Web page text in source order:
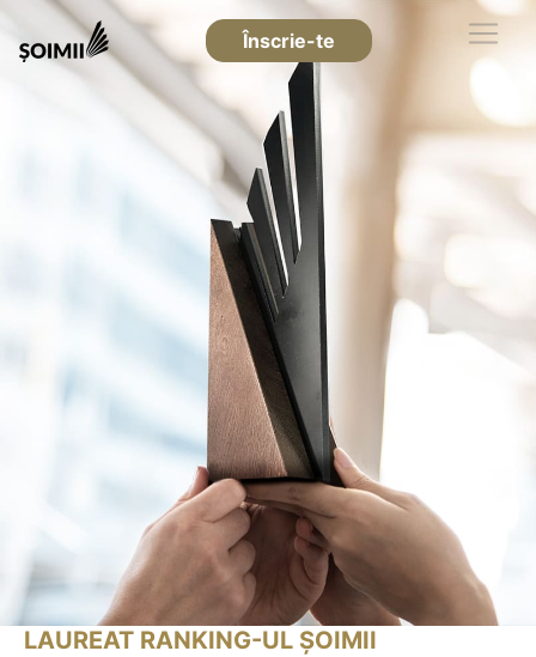
Înscrie-te
LAUREAT RANKING-UL ȘOIMII